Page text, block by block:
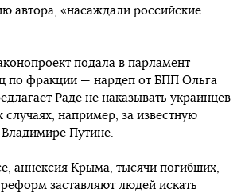
автора, «насаждали российские
подала в парламент
по фракции — нардеп от БПП Ольга
Раде не наказывать украинцев
случаях, например, за известную
Путине.
аннексия Крыма, тысячи погибших,
заставляют людей искать